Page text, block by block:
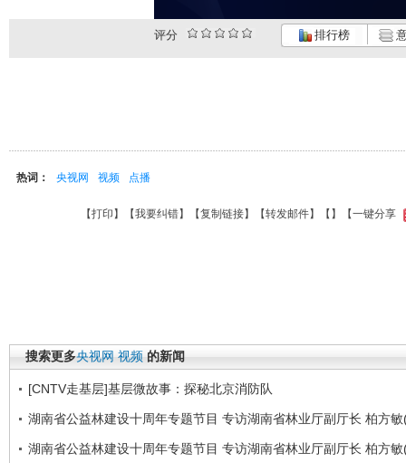
评分 排行榜
热词： 央视网 视频 点播
【打印 】【我要纠错】【复制链接】【转发邮件】【 】 【一键分享
搜索更多央视网 视频 的新闻
[CNTV走基层]基层微故事：探秘北京消防队
湖南省公益林建设十周年专题节目 专访湖南省林业厅副厅长 柏方
湖南省公益林建设十周年专题节目 专访湖南省林业厅副厅长 柏方